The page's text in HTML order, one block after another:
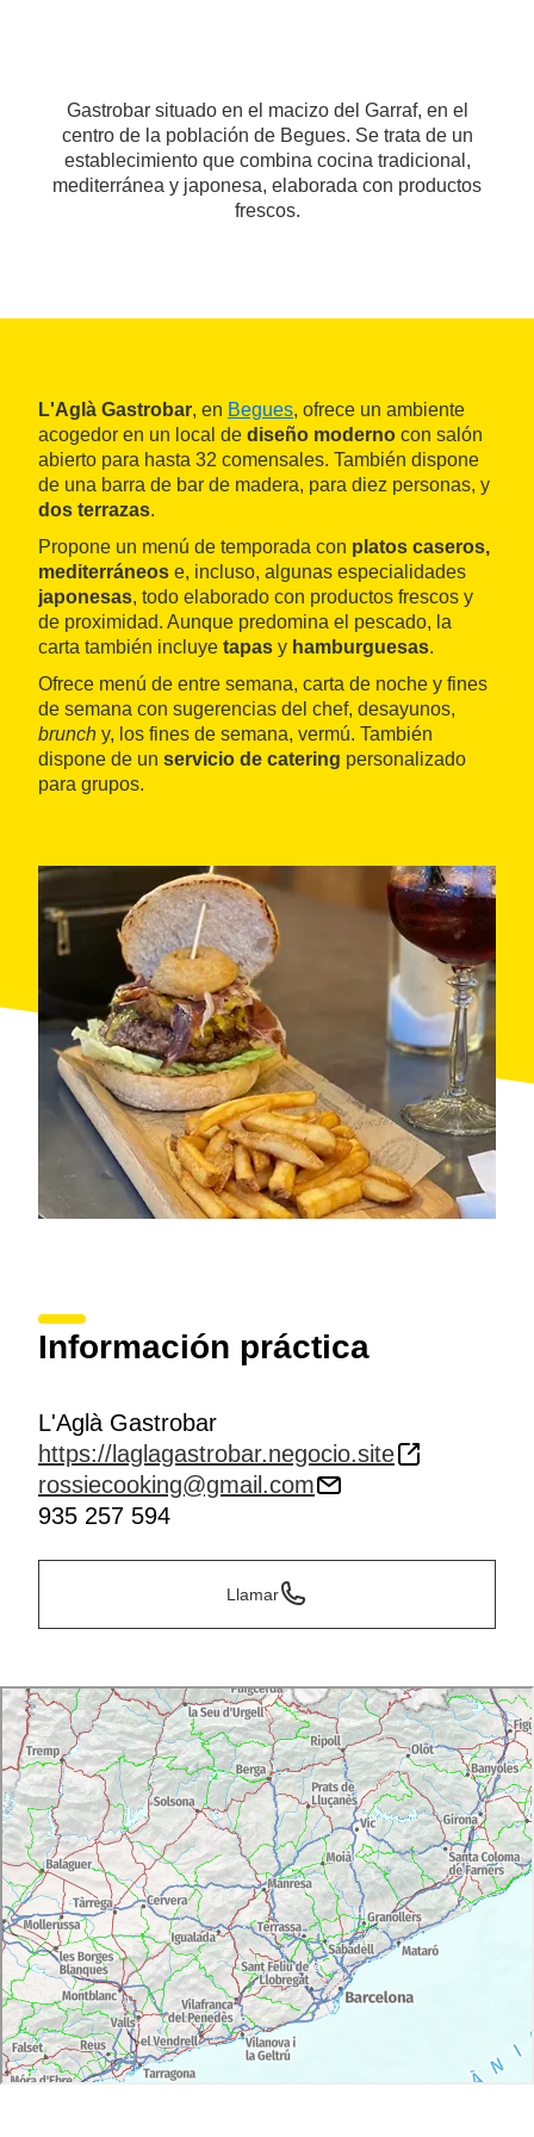
Gastrobar situado en el macizo del Garraf, en el
centro de la población de Begues. Se trata de un
establecimiento que combina cocina tradicional,
mediterránea y japonesa, elaborada con productos
frescos.
L'Aglà Gastrobar, en Begues, ofrece un ambiente
acogedor en un local de diseño moderno con salón
abierto para hasta 32 comensales. También dispone
de una barra de bar de madera, para diez personas, y
dos terrazas.
Propone un menú de temporada con platos caseros,
mediterráneos e, incluso, algunas especialidades
japonesas, todo elaborado con productos frescos y
de proximidad. Aunque predomina el pescado, la
carta también incluye tapas y hamburguesas.
Ofrece menú de entre semana, carta de noche y fines
de semana con sugerencias del chef, desayunos,
brunch y, los fines de semana, vermú. También
dispone de un servicio de catering personalizado
para grupos.
Información práctica
L'Aglà Gastrobar
https://laglagastrobar.negocio.site
rossiecooking@gmail.com
935 257 594
Llamar